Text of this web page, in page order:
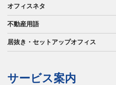
オフィスネタ
不動産用語
居抜き・セットアップオフィス
サービス案内